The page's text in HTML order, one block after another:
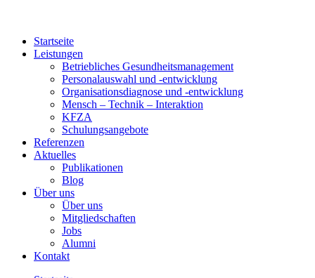
Startseite
Leistungen
Betriebliches Gesundheitsmanagement
Personalauswahl und -entwicklung
Organisationsdiagnose und -entwicklung
Mensch – Technik – Interaktion
KFZA
Schulungsangebote
Referenzen
Aktuelles
Publikationen
Blog
Über uns
Über uns
Mitgliedschaften
Jobs
Alumni
Kontakt